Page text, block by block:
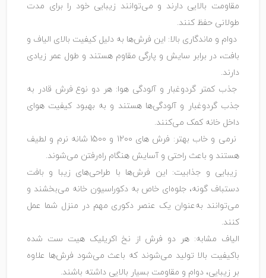
مقاومت بالایی دارند و می‌توانند زیبایی خود را برای مدت
طولانی حفظ کنند.
دوام و ماندگاری بالا: این فرش‌ها به دلیل کیفیت بالای الیاف و
بافت، در برابر سایش و پارگی مقاوم هستند و طول عمر زیادی
دارند.
جذب کمتر گردوغبار و آلودگی هوا: هر دو نوع فرش قادر به
جذب گردوغبار و آلودگی‌ها هستند و به بهبود کیفیت هوای
داخل خانه کمک می‌کنند.
نرمی و خاب بهتر: فرش‌ های 1200 و 1500 شانه نرم و لطیف
هستند و باعث راحتی و آسایش هنگام راه‌رفتن می‌شوند.
زیبایی و جذابیت: این فرش‌ها با طراحی‌های زیبا و بافت
دستباف گونه، جلوه‌ای خاص به دکوراسیون خانه می‌بخشند و
می‌توانند به‌عنوان یک عنصر دکوری مهم در منزل شما عمل
کنند.
الیاف مشابه: هر دو فرش از نخ اکریلیک هیت‌ ست شده
باکیفیت بالا تولید می‌شوند که باعث می‌شود فرش‌ها علاوه
بر زیبایی، دوام و مقاومت بسیار بالایی داشته باشند.